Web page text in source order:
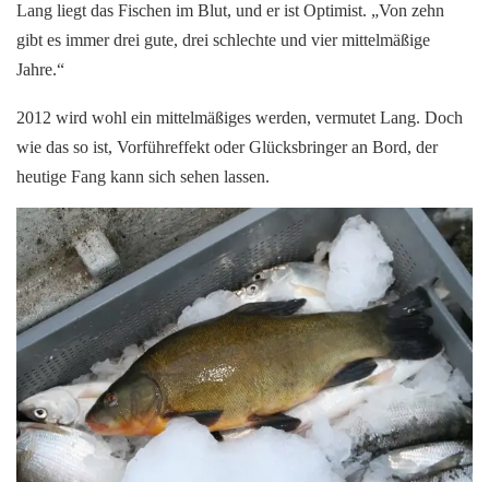
Lang liegt das Fischen im Blut, und er ist Optimist. „Von zehn
gibt es immer drei gute, drei schlechte und vier mittelmäßige
Jahre.“
2012 wird wohl ein mittelmäßiges werden, vermutet Lang. Doch
wie das so ist, Vorführeffekt oder Glücksbringer an Bord, der
heutige Fang kann sich sehen lassen.